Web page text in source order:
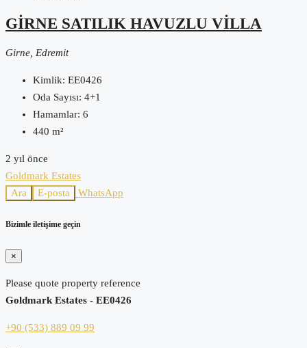
GIRNE SATILIK HAVUZLU VILLA
Girne, Edremit
Kimlik: EE0426
Oda Sayısı: 4+1
Hamamlar: 6
440 m²
2 yıl önce
Goldmark Estates
Ara
E-posta WhatsApp
Bizimle iletişime geçin
×
Please quote property reference
Goldmark Estates - EE0426
+90 (533) 889 09 99